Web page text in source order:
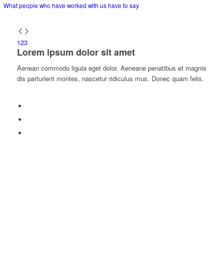
What people who have worked with us have to say
Velkommen til
123
Lorem ipsum dolor sit amet
Aenean commodo ligula eget dolor. Aeneane penatibus et magnis
dis parturient montes, nascetur ridiculus mus. Donec quam felis.